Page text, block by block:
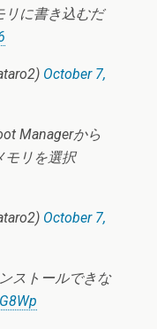
リに書き込むだ
October 7,
Managerから
モリを選択
October 7,
ストールできな